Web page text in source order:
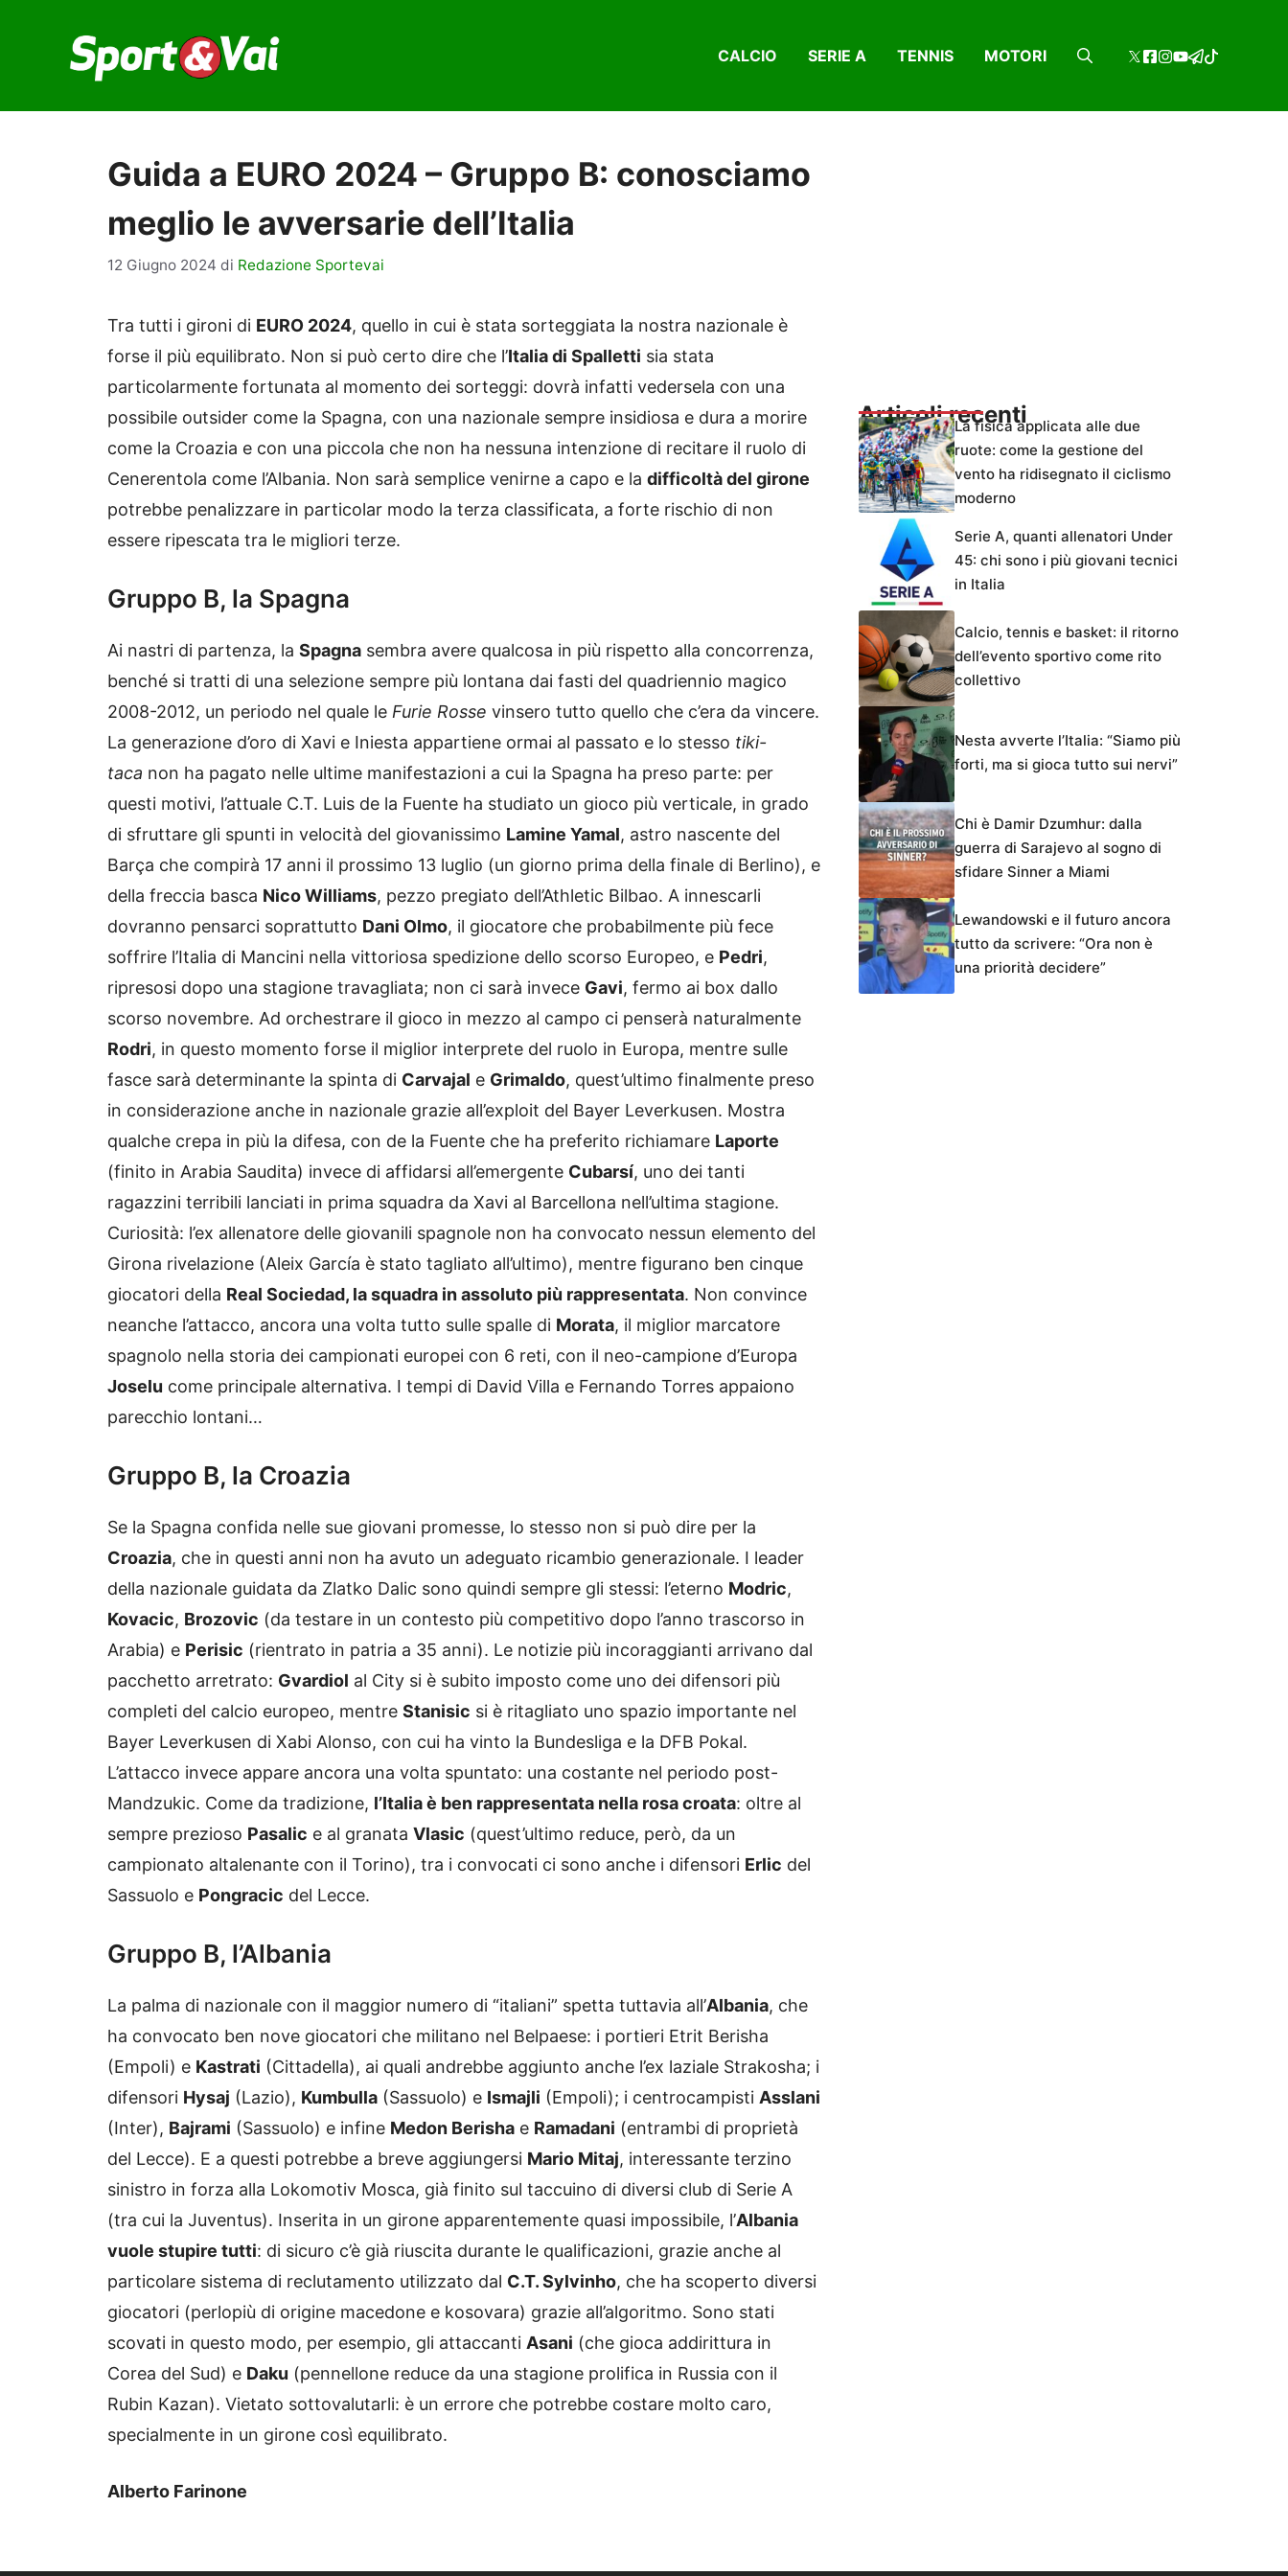
contenuto
CALCIO SERIE A TENNIS MOTORI
Guida a EURO 2024 – Gruppo B: conosciamo
meglio le avversarie dell’Italia
12 Giugno 2024 di Redazione Sportevai
Tra tutti i gironi di EURO 2024, quello in cui è stata sorteggiata la nostra nazionale è
forse il più equilibrato. Non si può certo dire che l’Italia di Spalletti sia stata
particolarmente fortunata al momento dei sorteggi: dovrà infatti vedersela con una
possibile outsider come la Spagna, con una nazionale sempre insidiosa e dura a morire
come la Croazia e con una piccola che non ha nessuna intenzione di recitare il ruolo di
Cenerentola come l’Albania. Non sarà semplice venirne a capo e la difficoltà del girone
potrebbe penalizzare in particolar modo la terza classificata, a forte rischio di non
essere ripescata tra le migliori terze.
Gruppo B, la Spagna
Ai nastri di partenza, la Spagna sembra avere qualcosa in più rispetto alla concorrenza,
benché si tratti di una selezione sempre più lontana dai fasti del quadriennio magico
2008-2012, un periodo nel quale le Furie Rosse vinsero tutto quello che c’era da vincere.
La generazione d’oro di Xavi e Iniesta appartiene ormai al passato e lo stesso tiki-
taca non ha pagato nelle ultime manifestazioni a cui la Spagna ha preso parte: per
questi motivi, l’attuale C.T. Luis de la Fuente ha studiato un gioco più verticale, in grado
di sfruttare gli spunti in velocità del giovanissimo Lamine Yamal, astro nascente del
Barça che compirà 17 anni il prossimo 13 luglio (un giorno prima della finale di Berlino), e
della freccia basca Nico Williams, pezzo pregiato dell’Athletic Bilbao. A innescarli
dovranno pensarci soprattutto Dani Olmo, il giocatore che probabilmente più fece
soffrire l’Italia di Mancini nella vittoriosa spedizione dello scorso Europeo, e Pedri,
ripresosi dopo una stagione travagliata; non ci sarà invece Gavi, fermo ai box dallo
scorso novembre. Ad orchestrare il gioco in mezzo al campo ci penserà naturalmente
Rodri, in questo momento forse il miglior interprete del ruolo in Europa, mentre sulle
fasce sarà determinante la spinta di Carvajal e Grimaldo, quest’ultimo finalmente preso
in considerazione anche in nazionale grazie all’exploit del Bayer Leverkusen. Mostra
qualche crepa in più la difesa, con de la Fuente che ha preferito richiamare Laporte
(finito in Arabia Saudita) invece di affidarsi all’emergente Cubarsí, uno dei tanti
ragazzini terribili lanciati in prima squadra da Xavi al Barcellona nell’ultima stagione.
Curiosità: l’ex allenatore delle giovanili spagnole non ha convocato nessun elemento del
Girona rivelazione (Aleix García è stato tagliato all’ultimo), mentre figurano ben cinque
giocatori della Real Sociedad, la squadra in assoluto più rappresentata. Non convince
neanche l’attacco, ancora una volta tutto sulle spalle di Morata, il miglior marcatore
spagnolo nella storia dei campionati europei con 6 reti, con il neo-campione d’Europa
Joselu come principale alternativa. I tempi di David Villa e Fernando Torres appaiono
parecchio lontani…
Gruppo B, la Croazia
Se la Spagna confida nelle sue giovani promesse, lo stesso non si può dire per la
Croazia, che in questi anni non ha avuto un adeguato ricambio generazionale. I leader
della nazionale guidata da Zlatko Dalic sono quindi sempre gli stessi: l’eterno Modric,
Kovacic, Brozovic (da testare in un contesto più competitivo dopo l’anno trascorso in
Arabia) e Perisic (rientrato in patria a 35 anni). Le notizie più incoraggianti arrivano dal
pacchetto arretrato: Gvardiol al City si è subito imposto come uno dei difensori più
completi del calcio europeo, mentre Stanisic si è ritagliato uno spazio importante nel
Bayer Leverkusen di Xabi Alonso, con cui ha vinto la Bundesliga e la DFB Pokal.
L’attacco invece appare ancora una volta spuntato: una costante nel periodo post-
Mandzukic. Come da tradizione, l’Italia è ben rappresentata nella rosa croata: oltre al
sempre prezioso Pasalic e al granata Vlasic (quest’ultimo reduce, però, da un
campionato altalenante con il Torino), tra i convocati ci sono anche i difensori Erlic del
Sassuolo e Pongracic del Lecce.
Gruppo B, l’Albania
La palma di nazionale con il maggior numero di “italiani” spetta tuttavia all’Albania, che
ha convocato ben nove giocatori che militano nel Belpaese: i portieri Etrit Berisha
(Empoli) e Kastrati (Cittadella), ai quali andrebbe aggiunto anche l’ex laziale Strakosha; i
difensori Hysaj (Lazio), Kumbulla (Sassuolo) e Ismajli (Empoli); i centrocampisti Asslani
(Inter), Bajrami (Sassuolo) e infine Medon Berisha e Ramadani (entrambi di proprietà
del Lecce). E a questi potrebbe a breve aggiungersi Mario Mitaj, interessante terzino
sinistro in forza alla Lokomotiv Mosca, già finito sul taccuino di diversi club di Serie A
(tra cui la Juventus). Inserita in un girone apparentemente quasi impossibile, l’Albania
vuole stupire tutti: di sicuro c’è già riuscita durante le qualificazioni, grazie anche al
particolare sistema di reclutamento utilizzato dal C.T. Sylvinho, che ha scoperto diversi
giocatori (perlopiù di origine macedone e kosovara) grazie all’algoritmo. Sono stati
scovati in questo modo, per esempio, gli attaccanti Asani (che gioca addirittura in
Corea del Sud) e Daku (pennellone reduce da una stagione prolifica in Russia con il
Rubin Kazan). Vietato sottovalutarli: è un errore che potrebbe costare molto caro,
specialmente in un girone così equilibrato.
Alberto Farinone
Articoli recentiLa fisica applicata alle due
ruote: come la gestione del
vento ha ridisegnato il ciclismo
moderno
Serie A, quanti allenatori Under
45: chi sono i più giovani tecnici
in Italia
Calcio, tennis e basket: il ritorno
dell’evento sportivo come rito
collettivo
Nesta avverte l’Italia: “Siamo più
forti, ma si gioca tutto sui nervi”
Chi è Damir Dzumhur: dalla
guerra di Sarajevo al sogno di
sfidare Sinner a Miami
Lewandowski e il futuro ancora
tutto da scrivere: “Ora non è
una priorità decidere”